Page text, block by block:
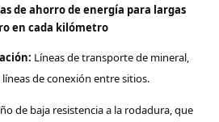
de ahorro de energía para largas
en cada kilómetro
Líneas de transporte de mineral,
de conexión entre sitios.
de baja resistencia a la rodadura, que